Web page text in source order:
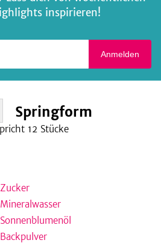
inspirieren!
Anmelden
Springform
12 Stücke
Zucker
Mineralwasser
Sonnenblumenöl
Backpulver